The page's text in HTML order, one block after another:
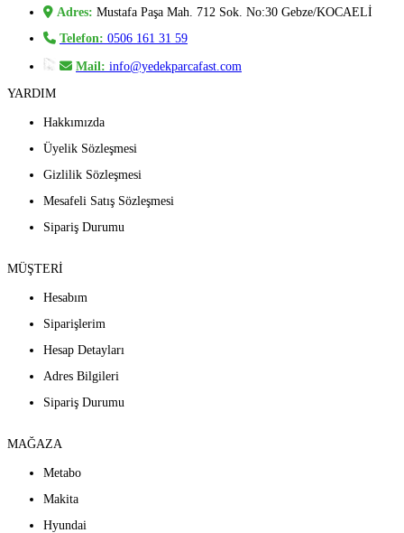
Adres: Mustafa Paşa Mah. 712 Sok. No:30 Gebze/KOCAELİ
Telefon: 0506 161 31 59
Mail: info@yedekparcafast.com
YARDIM
Hakkımızda
Üyelik Sözleşmesi
Gizlilik Sözleşmesi
Mesafeli Satış Sözleşmesi
Sipariş Durumu
MÜŞTERİ
Hesabım
Siparişlerim
Hesap Detayları
Adres Bilgileri
Sipariş Durumu
MAĞAZA
Metabo
Makita
Hyundai